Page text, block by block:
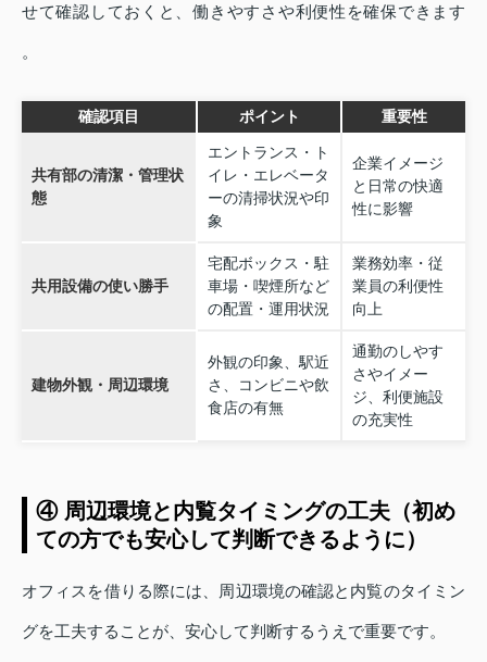
せて確認しておくと、働きやすさや利便性を確保できます
。
確認項目 ポイント 重要性
共有部の清潔・管理状
態
エントランス・ト
イレ・エレベータ
ーの清掃状況や印
象
企業イメージ
と日常の快適
性に影響
共用設備の使い勝手
宅配ボックス・駐
車場・喫煙所など
の配置・運用状況
業務効率・従
業員の利便性
向上
建物外観・周辺環境
外観の印象、駅近
さ、コンビニや飲
食店の有無
通勤のしやす
さやイメー
ジ、利便施設
の充実性
④ 周辺環境と内覧タイミングの工夫（初め
ての方でも安心して判断できるように）
オフィスを借りる際には、周辺環境の確認と内覧のタイミン
グを工夫することが、安心して判断するうえで重要です。